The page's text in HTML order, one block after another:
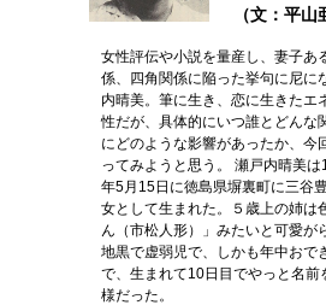
（文：平山
女性評伝や小説を量産し、妻子あ
係、四角関係に陥った挙句に尼に
内晴美。筆に生き、恋に生きたエ
性だが、具体的にいつ誰とどんな
にどのような影響があったか、今
ってみようと思う。 瀬戸内晴美は
年5月15日に徳島県塀裏町に三谷
女として生まれた。５歳上の姉は
ん（市松人形）」みたいと可愛が
地黒で虚弱児で、しかも年中おで
で、生まれて10日目でやっと名前
様だった。